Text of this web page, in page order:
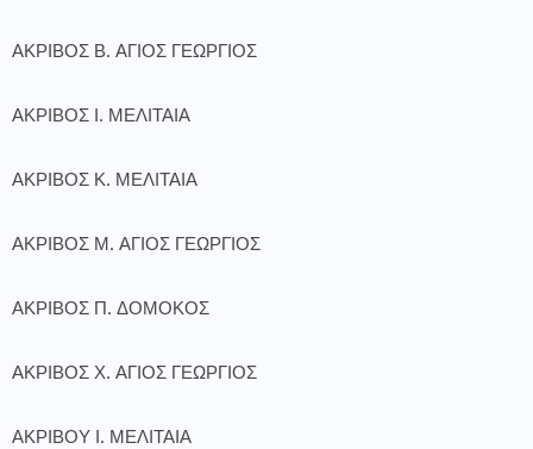
ΑΚΡΙΒΟΣ Β. ΑΓΙΟΣ ΓΕΩΡΓΙΟΣ
ΑΚΡΙΒΟΣ Ι. ΜΕΛΙΤΑΙΑ
ΑΚΡΙΒΟΣ Κ. ΜΕΛΙΤΑΙΑ
ΑΚΡΙΒΟΣ Μ. ΑΓΙΟΣ ΓΕΩΡΓΙΟΣ
ΑΚΡΙΒΟΣ Π. ΔΟΜΟΚΟΣ
ΑΚΡΙΒΟΣ Χ. ΑΓΙΟΣ ΓΕΩΡΓΙΟΣ
ΑΚΡΙΒΟΥ Ι. ΜΕΛΙΤΑΙΑ